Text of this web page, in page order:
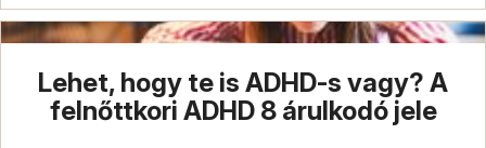
Lehet, hogy te is ADHD-s vagy? A
felnőttkori ADHD 8 árulkodó jele